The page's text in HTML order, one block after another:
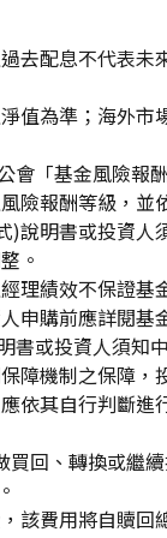
去配息不代表
值為準；海外
「基金風險報
險報酬等級，並
)說明書或投資
。
理績效不保證
申購前應詳閱基
書或投資人須知
障機制之保障
依其自行判斷進
回、轉換或繼
該費用將自贖